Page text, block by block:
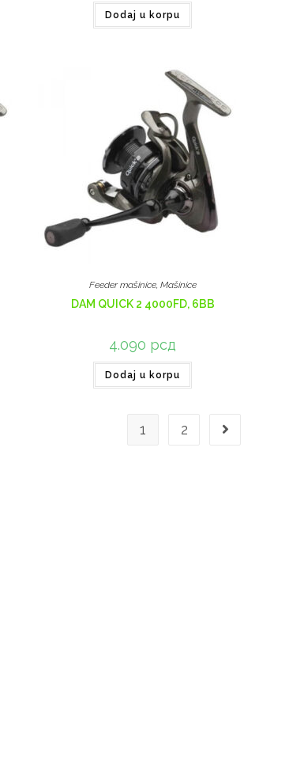
Dodaj u korpu
Feeder mašinice, Mašinice
DAM QUICK 2 4000FD, 6BB
4.090 рсд
Dodaj u korpu
1 2